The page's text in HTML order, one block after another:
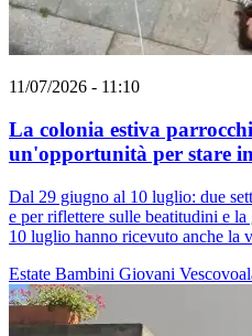
11/07/2026 - 11:10
La colonia estiva
un'opportunità per stare
Dal 29 giugno al 10 luglio: due
e per riflettere sulle beatitudini e
10 luglio hanno ricevuto anche la
Estate Bambini Giovani